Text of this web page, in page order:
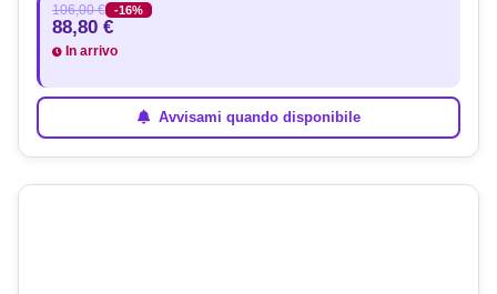
106,00 € -16%
88,80 €
In arrivo
Avvisami quando disponibile